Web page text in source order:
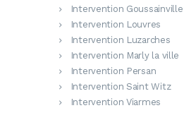
Intervention Goussainville
Intervention Louvres
Intervention Luzarches
Intervention Marly la ville
Intervention Persan
Intervention Saint Witz
Intervention Viarmes